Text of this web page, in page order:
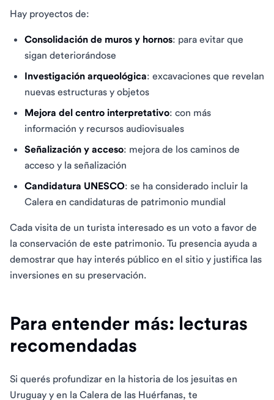
Hay proyectos de:
Consolidación de muros y hornos: para evitar que
sigan deteriorándose
Investigación arqueológica: excavaciones que revelan
nuevas estructuras y objetos
Mejora del centro interpretativo: con más
información y recursos audiovisuales
Señalización y acceso: mejora de los caminos de
acceso y la señalización
Candidatura UNESCO: se ha considerado incluir la
Calera en candidaturas de patrimonio mundial
Cada visita de un turista interesado es un voto a favor de
la conservación de este patrimonio. Tu presencia ayuda a
demostrar que hay interés público en el sitio y justifica las
inversiones en su preservación.
Para entender más: lecturas
recomendadas
Si querés profundizar en la historia de los jesuitas en
Uruguay y en la Calera de las Huérfanas, te